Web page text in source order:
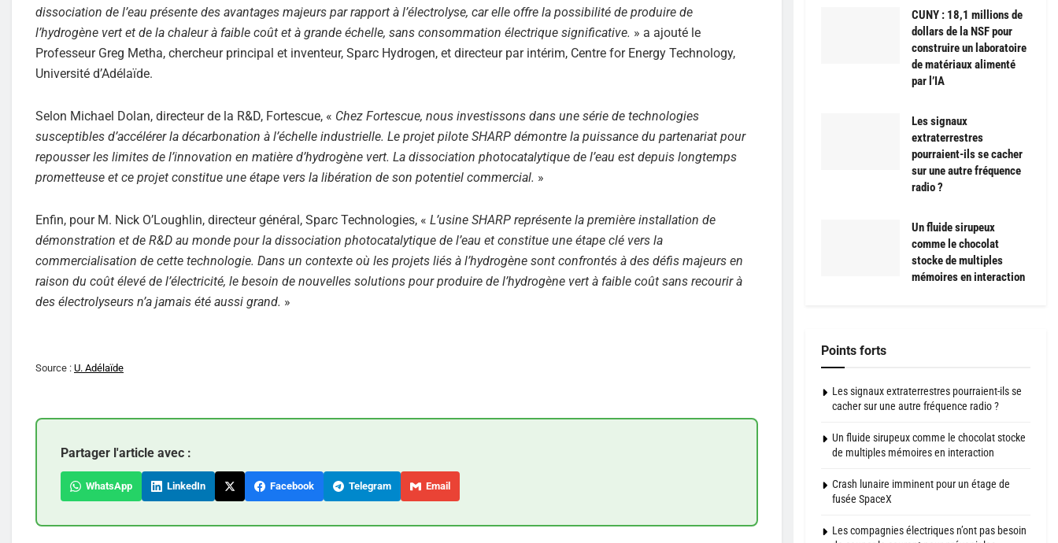
dissociation de l’eau présente des avantages majeurs par rapport à l’électrolyse, car elle offre la possibilité de produire de
l’hydrogène vert et de la chaleur à faible coût et à grande échelle, sans consommation électrique significative. » a ajouté le
Professeur Greg Metha, chercheur principal et inventeur, Sparc Hydrogen, et directeur par intérim, Centre for Energy Technology,
Université d’Adélaïde.
Selon Michael Dolan, directeur de la R&D, Fortescue, « Chez Fortescue, nous investissons dans une série de technologies
susceptibles d’accélérer la décarbonation à l’échelle industrielle. Le projet pilote SHARP démontre la puissance du partenariat pour
repousser les limites de l’innovation en matière d’hydrogène vert. La dissociation photocatalytique de l’eau est depuis longtemps
prometteuse et ce projet constitue une étape vers la libération de son potentiel commercial. »
Enfin, pour M. Nick O’Loughlin, directeur général, Sparc Technologies, « L’usine SHARP représente la première installation de
démonstration et de R&D au monde pour la dissociation photocatalytique de l’eau et constitue une étape clé vers la
commercialisation de cette technologie. Dans un contexte où les projets liés à l’hydrogène sont confrontés à des défis majeurs en
raison du coût élevé de l’électricité, le besoin de nouvelles solutions pour produire de l’hydrogène vert à faible coût sans recourir à
des électrolyseurs n’a jamais été aussi grand. »
Source : U. Adélaïde
Partager l'article avec :
WhatsApp LinkedIn Facebook Telegram Email
CUNY : 18,1 millions de
dollars de la NSF pour
construire un laboratoire
de matériaux alimenté
par l’IA
Les signaux
extraterrestres
pourraient-ils se cacher
sur une autre fréquence
radio ?
Un fluide sirupeux
comme le chocolat
stocke de multiples
mémoires en interaction
Points forts
Les signaux extraterrestres pourraient-ils se
cacher sur une autre fréquence radio ?
Un fluide sirupeux comme le chocolat stocke
de multiples mémoires en interaction
Crash lunaire imminent pour un étage de
fusée SpaceX
Les compagnies électriques n’ont pas besoin